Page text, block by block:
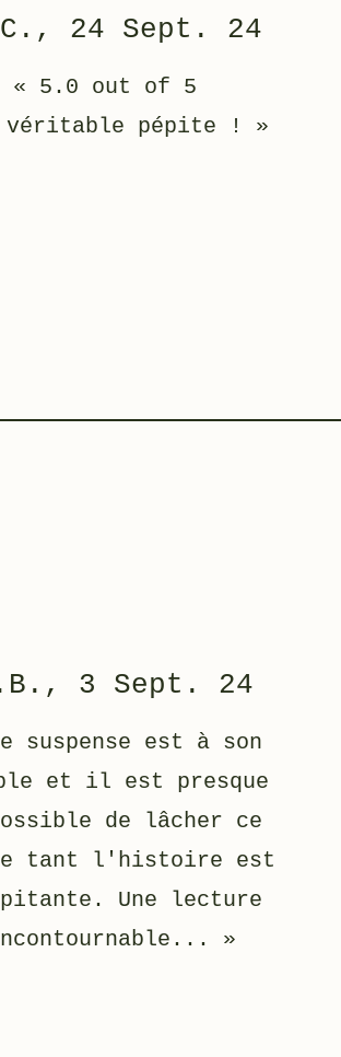
24 Sept. 24
« 5.0 out of 5
véritable pépite ! »
3 Sept. 24
suspense est à son
et il est presque
de lâcher ce
tant l'histoire est
Une lecture
»